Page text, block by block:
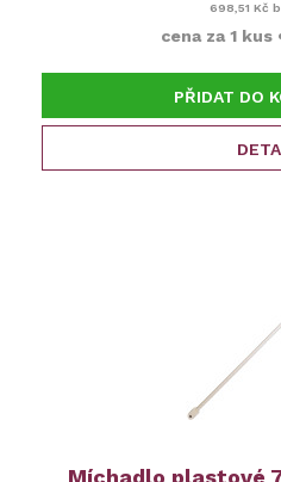
698,51 Kč
cena za 1 kus
PŘIDAT DO
Míchadlo plastové